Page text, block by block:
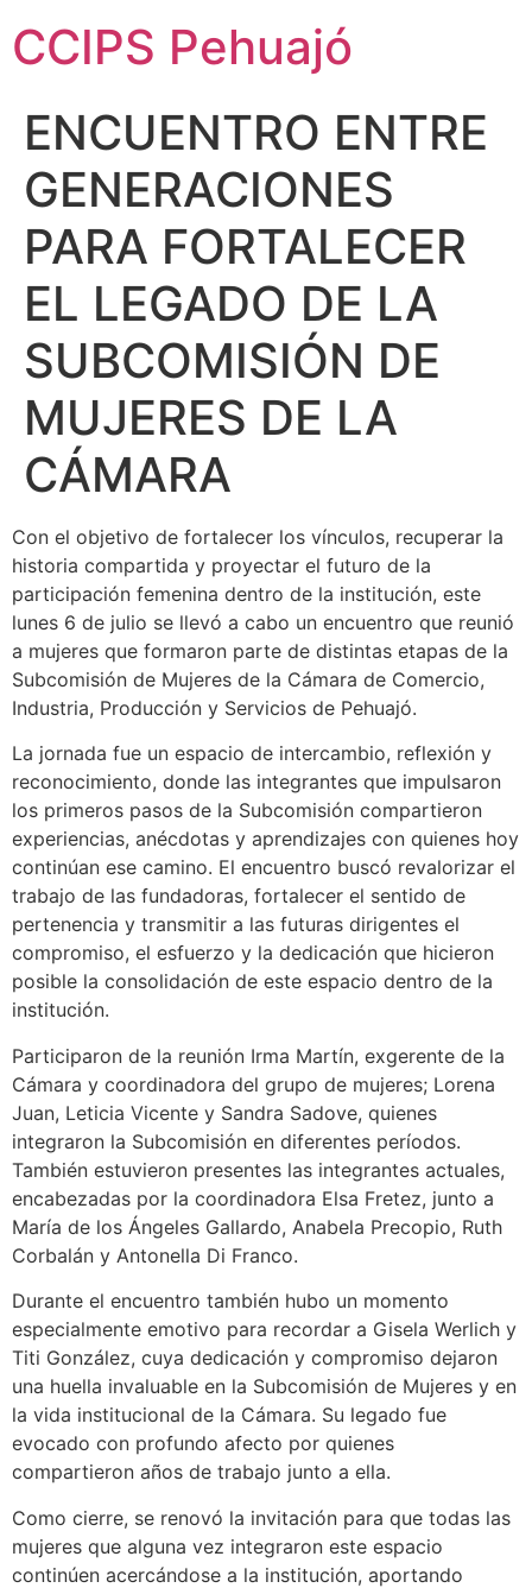
CCIPS Pehuajó
ENCUENTRO ENTRE
GENERACIONES
PARA FORTALECER
EL LEGADO DE LA
SUBCOMISIÓN DE
MUJERES DE LA
CÁMARA
Con el objetivo de fortalecer los vínculos, recuperar la
historia compartida y proyectar el futuro de la
participación femenina dentro de la institución, este
lunes 6 de julio se llevó a cabo un encuentro que reunió
a mujeres que formaron parte de distintas etapas de la
Subcomisión de Mujeres de la Cámara de Comercio,
Industria, Producción y Servicios de Pehuajó.
La jornada fue un espacio de intercambio, reflexión y
reconocimiento, donde las integrantes que impulsaron
los primeros pasos de la Subcomisión compartieron
experiencias, anécdotas y aprendizajes con quienes hoy
continúan ese camino. El encuentro buscó revalorizar el
trabajo de las fundadoras, fortalecer el sentido de
pertenencia y transmitir a las futuras dirigentes el
compromiso, el esfuerzo y la dedicación que hicieron
posible la consolidación de este espacio dentro de la
institución.
Participaron de la reunión Irma Martín, exgerente de la
Cámara y coordinadora del grupo de mujeres; Lorena
Juan, Leticia Vicente y Sandra Sadove, quienes
integraron la Subcomisión en diferentes períodos.
También estuvieron presentes las integrantes actuales,
encabezadas por la coordinadora Elsa Fretez, junto a
María de los Ángeles Gallardo, Anabela Precopio, Ruth
Corbalán y Antonella Di Franco.
Durante el encuentro también hubo un momento
especialmente emotivo para recordar a Gisela Werlich y
Titi González, cuya dedicación y compromiso dejaron
una huella invaluable en la Subcomisión de Mujeres y en
la vida institucional de la Cámara. Su legado fue
evocado con profundo afecto por quienes
compartieron años de trabajo junto a ella.
Como cierre, se renovó la invitación para que todas las
mujeres que alguna vez integraron este espacio
continúen acercándose a la institución, aportando